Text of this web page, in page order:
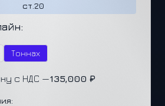
ст.20
Тоннах
с НДС —135,000 ₽